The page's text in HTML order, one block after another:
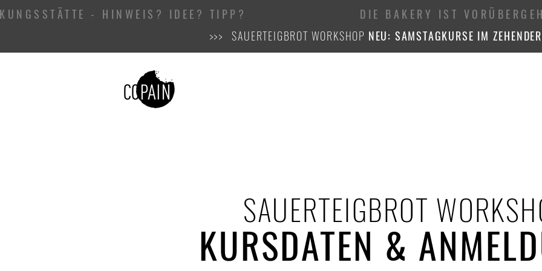
- HINWEIS? IDEE? TIPP? DIE BAKERY IST
>>> SAUERTEIGBROT WORKSHOP NEU: SAMSTAGKURSE IM
SAUERTEIGBROT
KURSDATEN &